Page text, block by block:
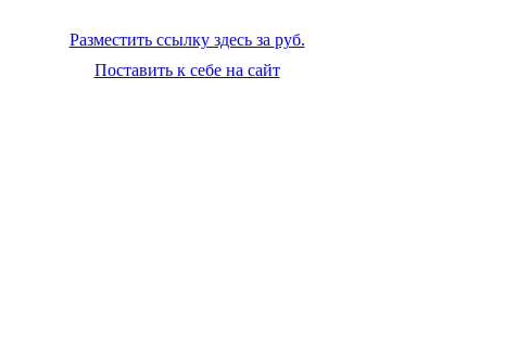
Разместить ссылку здесь за руб.
Поставить к себе на сайт